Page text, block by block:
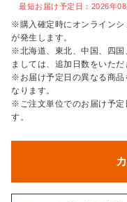
最短お届け予定日：2026年08
※購入確定時にオンラインシ
が発生します。
※北海道、東北、中国、四国
ましては、追加日数をいただ
※お届け予定日の異なる商品
なります。
※ご注文単位でのお届け予定
す。